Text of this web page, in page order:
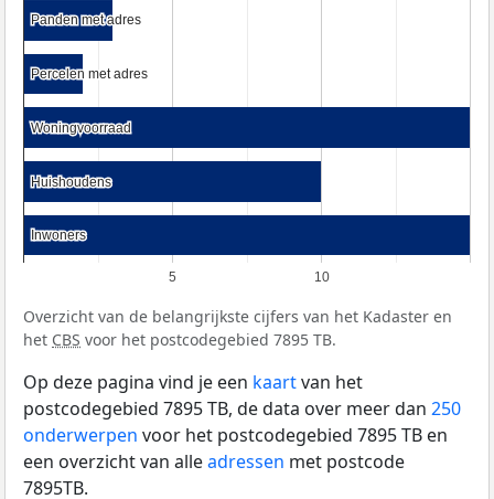
5 10
Panden met adres
Panden met adres
Percelen met adres
Percelen met adres
Woningvoorraad
Woningvoorraad
Huishoudens
Huishoudens
Inwoners
Inwoners
Overzicht van de belangrijkste cijfers van het Kadaster en
het CBS voor het postcodegebied 7895 TB.
Op deze pagina vind je een kaartvan het
postcodegebied 7895 TB, de data over meer dan 250
onderwerpen voor het postcodegebied 7895 TB en
een overzicht van alleadressen met postcode
7895TB.